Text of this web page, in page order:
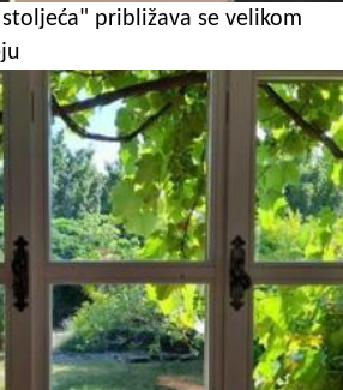
približava se velikom